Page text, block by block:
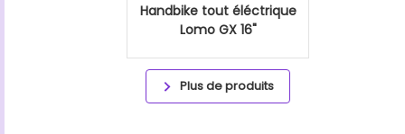
Handbike tout éléctrique
Lomo GX 16"
Plus de produits